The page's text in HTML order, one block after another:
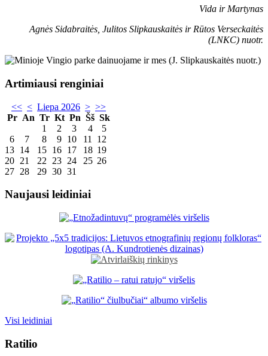
Vida ir Martynas
Agnės Sidabraitės, Julitos Slipkauskaitės ir Rūtos Verseckaitės
(LNKC) nuotr.
Artimiausi renginiai
<< < Liepa 2026 > >>
Pr An Tr Kt Pn Šš Sk
1
2 3 4
5
6
7 8 9 10 11
12
13 14 15 16 17 18 19
20 21 22 23 24 25 26
27 28 29 30 31
Naujausi leidiniai
Visi leidiniai
Ratilio